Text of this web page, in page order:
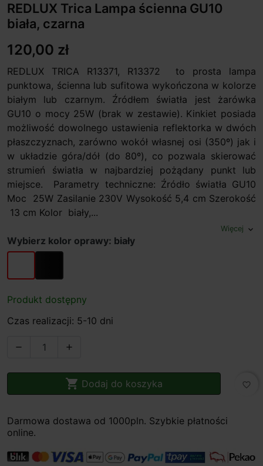
REDLUX Trica Lampa ścienna GU10
biała, czarna
120,00 zł
REDLUX TRICA R13371, R13372 to prosta lampa
punktowa, ścienna lub sufitowa wykończona w kolorze
białym lub czarnym. Źródłem światła jest żarówka
GU10 o mocy 25W (brak w zestawie). Kinkiet posiada
możliwość dowolnego ustawienia reflektorka w dwóch
płaszczyznach, zarówno wokół własnej osi (350º) jak i
w układzie góra/dół (do 80º), co pozwala skierować
strumień światła w najbardziej pożądany punkt lub
miejsce. Parametry techniczne: Źródło światła GU10
Moc 25W Zasilanie 230V Wysokość 5,4 cm Szerokość
13 cm Kolor biały,...
Więcej expand_more
Wybierz kolor oprawy: biały
biały czarny
Produkt dostępny
Czas realizacji: 5-10 dni
 
 Dodaj do koszyka favorite_border
Darmowa dostawa od 1000pln. Szybkie płatności
online.